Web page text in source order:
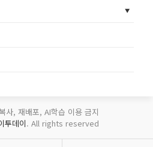
사, 재배포, AI학습 이용 금지
투데이. All rights reserved